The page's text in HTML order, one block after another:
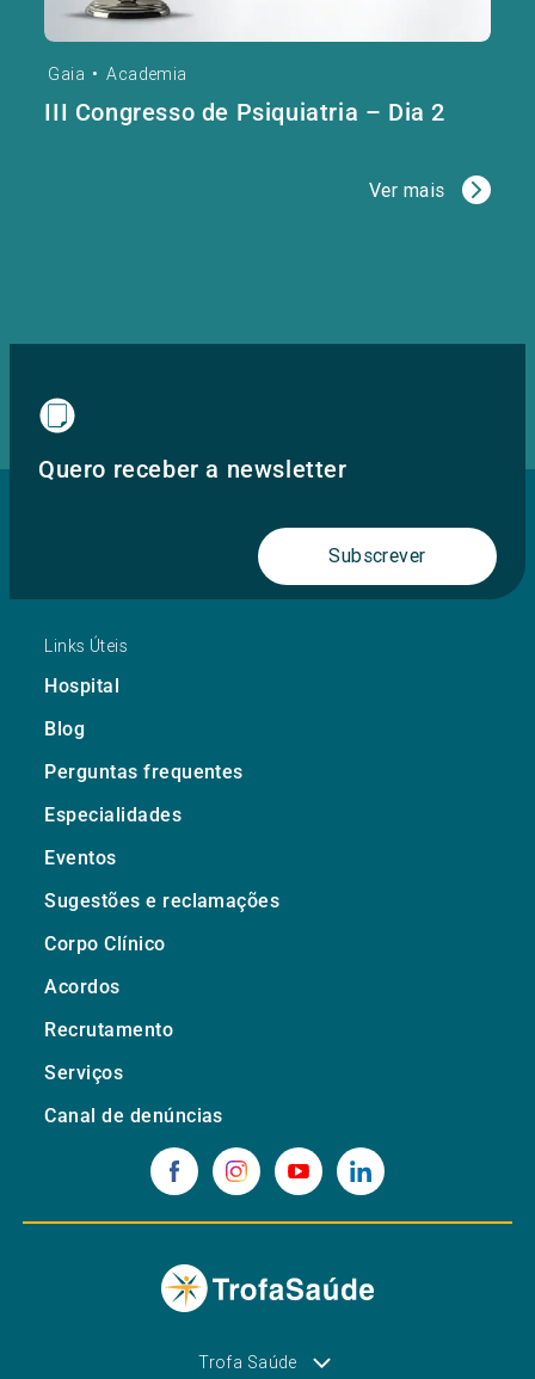
Gaia • Academia
III Congresso de Psiquiatria – Dia 2
Ver mais
Quero receber a newsletter
Subscrever
Links Úteis
Hospital
Blog
Perguntas frequentes
Especialidades
Eventos
Sugestões e reclamações
Corpo Clínico
Acordos
Recrutamento
Serviços
Canal de denúncias
Trofa Saúde